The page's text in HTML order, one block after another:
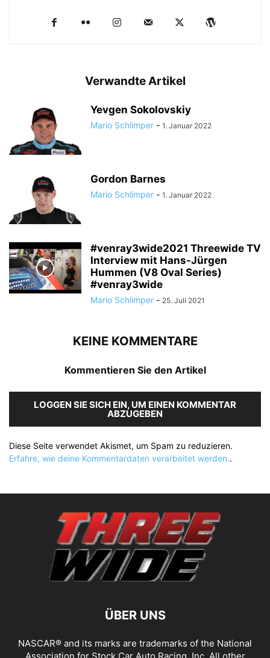
Verwandte Artikel
Yevgen Sokolovskiy
Mario Schlimper - 1. Januar 2022
Gordon Barnes
Mario Schlimper - 1. Januar 2022
#venray3wide2021 Threewide TV
Interview mit Hans-Jürgen
Hummen (V8 Oval Series)
#venray3wide
Mario Schlimper - 25. Juli 2021
KEINE KOMMENTARE
Kommentieren Sie den Artikel
LOGGEN SIE SICH EIN, UM EINEN KOMMENTAR
ABZUGEBEN
Diese Seite verwendet Akismet, um Spam zu reduzieren.
Erfahre, wie deine Kommentardaten verarbeitet werden..
ÜBER UNS
NASCAR® and its marks are trademarks of the National